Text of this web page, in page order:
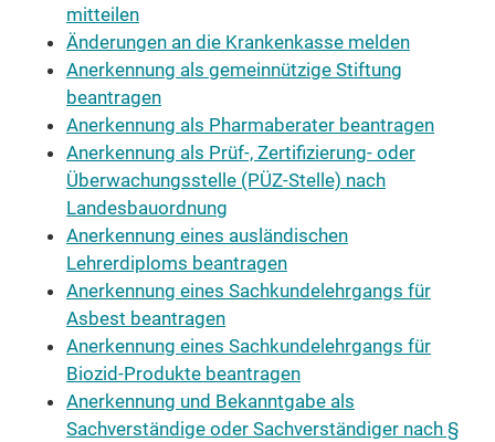
mitteilen
Änderungen an die Krankenkasse melden
Anerkennung als gemeinnützige Stiftung
beantragen
Anerkennung als Pharmaberater beantragen
Anerkennung als Prüf-, Zertifizierung- oder
Überwachungsstelle (PÜZ-Stelle) nach
Landesbauordnung
Anerkennung eines ausländischen
Lehrerdiploms beantragen
Anerkennung eines Sachkundelehrgangs für
Asbest beantragen
Anerkennung eines Sachkundelehrgangs für
Biozid-Produkte beantragen
Anerkennung und Bekanntgabe als
Sachverständige oder Sachverständiger nach §